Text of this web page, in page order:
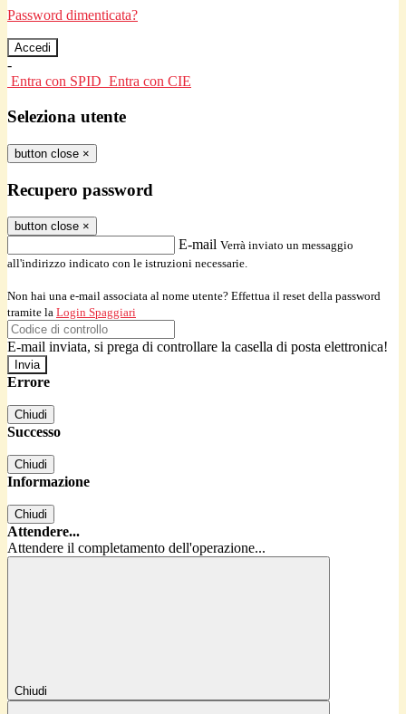
Password dimenticata?
-
Entra con SPID Entra con CIE
Seleziona utente
button close ×
Recupero password
button close ×
E-mail Verrà inviato un messaggio
all'indirizzo indicato con le istruzioni necessarie.
Non hai una e-mail associata al nome utente? Effettua il reset della password
tramite la Login Spaggiari
E-mail inviata, si prega di controllare la casella di posta elettronica!
Errore
Chiudi
Successo
Chiudi
Informazione
Chiudi
Attendere...
Attendere il completamento dell'operazione...
Chiudi